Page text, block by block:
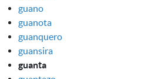
guano
guanota
guanquero
guansira
guanta